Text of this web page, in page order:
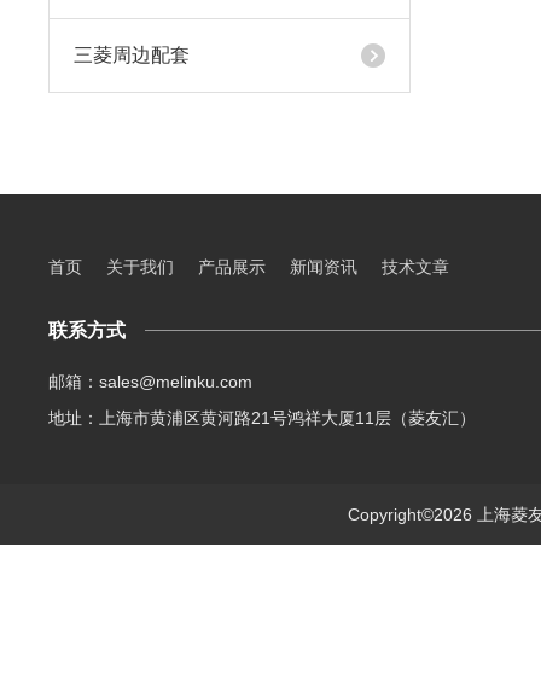
三菱周边配套
首页 关于我们 产品展示 新闻资讯 技术文章
联系方式
邮箱：sales@melinku.com
地址：上海市黄浦区黄河路21号鸿祥大厦11层（菱友汇）
Copyright©2026 上海菱